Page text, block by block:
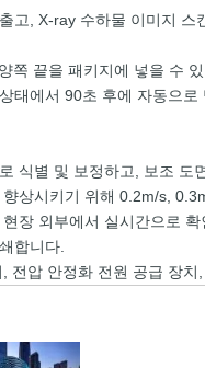
고, X-ray 수하물 이미지
쪽 끝을 패키지에 넣을 수
태에서 90초 후에 자동으
식별 및 보정하고, 보조 도
상시키기 위해 0.2m/s,
장 외부에서 실시간으로
합니다.
전압 안정화 전원 공급 장치,